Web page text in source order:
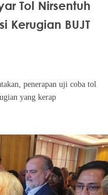
Tol Nirsentuh
Kerugian BUJT
penerapan uji coba tol
yang kerap